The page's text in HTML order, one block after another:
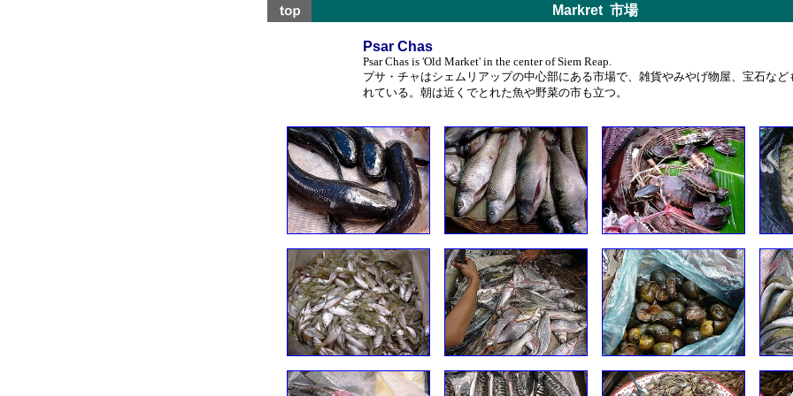
Markret市場
Psar Chas
Psar Chas is 'Old Market' in the center of Siem Reap.
プサ・チャはシェムリアップの中心部にある市場で、雑貨やみやげ物屋、宝石など
れている。朝は近くでとれた魚や野菜の市も立つ。